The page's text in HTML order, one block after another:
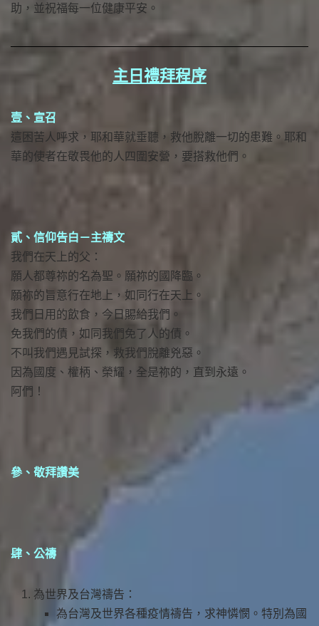
助，並祝福每一位健康平安。
主日禮拜程序
壹、宣召
這困苦人呼求，耶和華就垂聽，救他脫離一切的患難。耶和
華的使者在敬畏他的人四圍安營，要搭救他們。
貳、信仰告白－主禱文
我們在天上的父：
願人都尊祢的名為聖。願祢的國降臨。
願祢的旨意行在地上，如同行在天上。
我們日用的飲食，今日賜給我們。
免我們的債，如同我們免了人的債。
不叫我們遇見試探，救我們脫離兇惡。
因為國度、權柄、榮耀，全是祢的，直到永遠。
阿們！
參、敬拜讚美
肆、公禱
為世界及台灣禱告：
為台灣及世界各種疫情禱告，求神憐憫。特別為國